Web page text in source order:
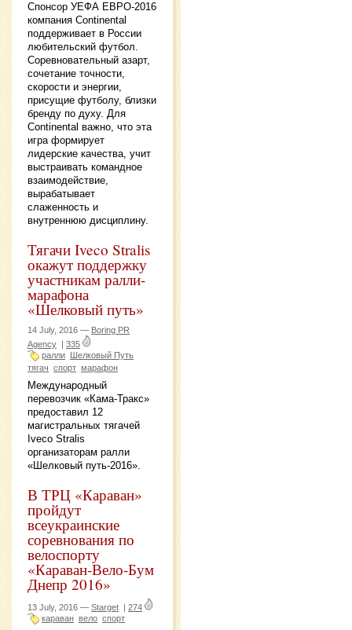
Спонсор УЕФА ЕВРО-2016
компания Continental
поддерживает в России
любительский футбол.
Соревновательный азарт,
сочетание точности,
скорости и энергии,
присущие футболу, близки
бренду по духу. Для
Continental важно, что эта
игра формирует
лидерские качества, учит
выстраивать командное
взаимодействие,
вырабатывает
слаженность и
внутреннюю дисциплину.
Тягачи Iveco Stralis
окажут поддержку
участникам ралли-
марафона
«Шелковый путь»
14 July, 2016 — Boring PR
Agency | 335
ралли Шелковый Путь
тягач спорт марафон
Международный
перевозчик «Кама-Тракс»
предоставил 12
магистральных тягачей
Iveco Stralis
организаторам ралли
«Шелковый путь-2016».
В ТРЦ «Караван»
пройдут
всеукраинские
соревнования по
велоспорту
«Караван-Вело-Бум
Днепр 2016»
13 July, 2016 — Starget
274
караван вело спорт